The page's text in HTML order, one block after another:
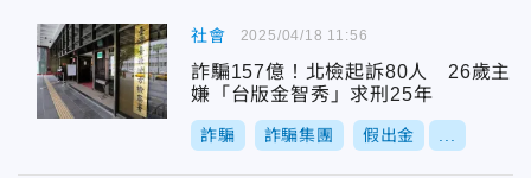
社會
詐騙157億！北檢起訴80人 26歲主
嫌「台版金智秀」求刑25年
詐騙 詐騙集團 假出金
2025/04/18 11:56